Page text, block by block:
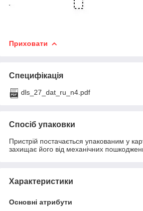
Приховати
Специфікація
dls_27_dat_ru_n4.pdf
Спосіб упаковки
Пристрій постачається упакованим у
захищає його від механічних
Характеристики
Основні атрибути